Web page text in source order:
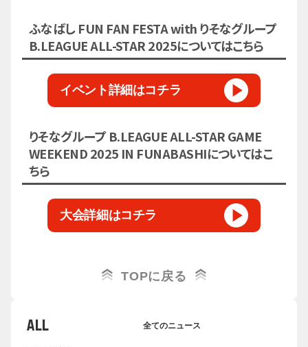
ふなばし FUN FAN FESTA with りそなグループ
B.LEAGUE ALL-STAR 2025についてはこちら
イベント詳細はコチラ
りそなグループ B.LEAGUE ALL-STAR GAME
WEEKEND 2025 IN FUNABASHIについてはこ
ちら
大会詳細はコチラ
TOPに戻る
ALL 全てのニュース